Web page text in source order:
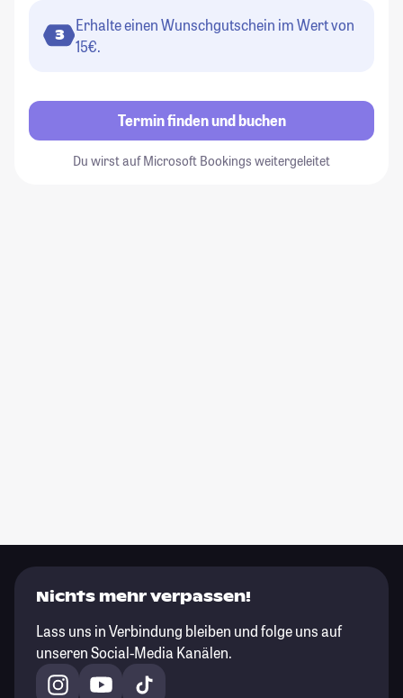
3
Erhalte einen Wunschgutschein im Wert von
15€.
Termin finden und buchen
Du wirst auf Microsoft Bookings weitergeleitet
Nichts mehr verpassen!
Lass uns in Verbindung bleiben und folge uns auf
unseren Social-Media Kanälen.